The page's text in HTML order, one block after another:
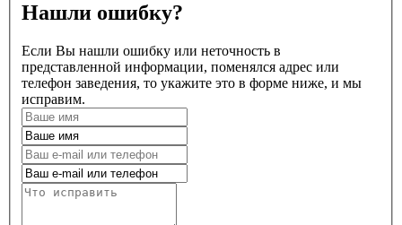
Нашли ошибку?
Если Вы нашли ошибку или неточность в
представленной информации, поменялся адрес или
телефон заведения, то укажите это в форме ниже, и мы
исправим.